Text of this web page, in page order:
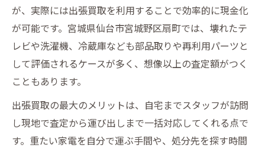
が、実際には出張買取を利用することで効率的に現金化
が可能です。宮城県仙台市宮城野区扇町では、壊れたテ
レビや洗濯機、冷蔵庫なども部品取りや再利用パーツと
して評価されるケースが多く、想像以上の査定額がつく
こともあります。
出張買取の最大のメリットは、自宅までスタッフが訪問
し現地で査定から運び出しまで一括対応してくれる点で
す。重たい家電を自分で運ぶ手間や、処分先を探す時間